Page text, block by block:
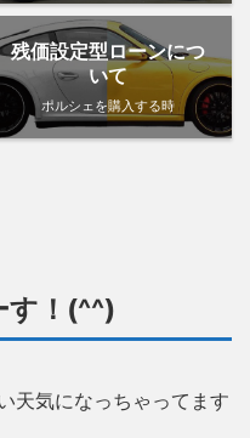
残価設定型ローンにつ
いて
ポルシェを購入する時
す！(^^)
天気になっちゃってます